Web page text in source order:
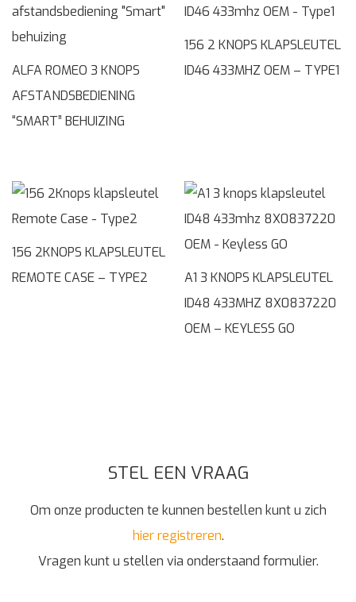
ALFA ROMEO 3 KNOPS
AFSTANDSBEDIENING
“SMART” BEHUIZING
156 2 KNOPS KLAPSLEUTEL
ID46 433MHZ OEM – TYPE1
156 2KNOPS KLAPSLEUTEL
REMOTE CASE – TYPE2
A1 3 KNOPS KLAPSLEUTEL
ID48 433MHZ 8X0837220
OEM – KEYLESS GO
STEL EEN VRAAG
Om onze producten te kunnen bestellen kunt u zich
hier registreren.
Vragen kunt u stellen via onderstaand formulier.